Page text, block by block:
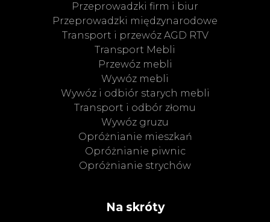
Przeprowadzki firm i biur
Przeprowadzki międzynarodowe
Transport i przewóz AGD RTV
Transport Mebli
Przewóz mebli
Wywóz mebli
Wywóz i odbiór starych mebli
Transport i odbór złomu
Wywóz gruzu
Opróżnianie mieszkań
Opróżnianie piwnic
Opróżnianie strychów
Na skróty